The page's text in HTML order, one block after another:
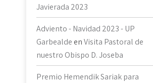
Javierada 2023
Adviento - Navidad 2023 - UP
GarbealdeenVisita Pastoral de
nuestro Obispo D. Joseba
Premio Hemendik Sariak para